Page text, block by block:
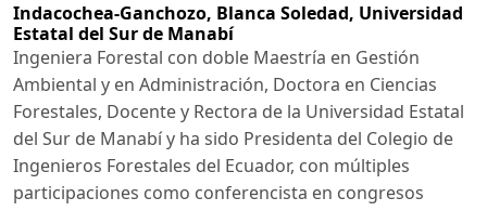
Indacochea-Ganchozo, Blanca Soledad, Universidad
Estatal del Sur de Manabí
Ingeniera Forestal con doble Maestría en Gestión
Ambiental y en Administración, Doctora en Ciencias
Forestales, Docente y Rectora de la Universidad Estatal
del Sur de Manabí y ha sido Presidenta del Colegio de
Ingenieros Forestales del Ecuador, con múltiples
participaciones como conferencista en congresos